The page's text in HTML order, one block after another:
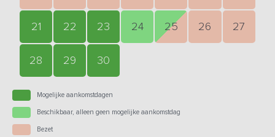
21 22 23 24 25 26 27
28 29 30
Mogelijke aankomstdagen
Beschikbaar, alleen geen mogelijke aankomstdag
Bezet